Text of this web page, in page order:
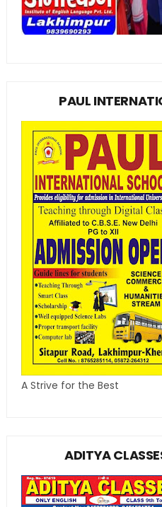
PAUL
A Strive for the Best
ADITYA